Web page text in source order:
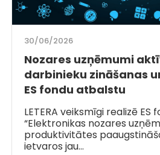
30/06/2026
Nozares uzņēmumi
darbinieku zināšanas
ES fondu atbalstu
LETERA veiksmīgi realizē
“Elektronikas nozares
produktivitātes
ietvaros jau…